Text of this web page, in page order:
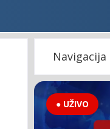
Navigacija
● UŽIVO